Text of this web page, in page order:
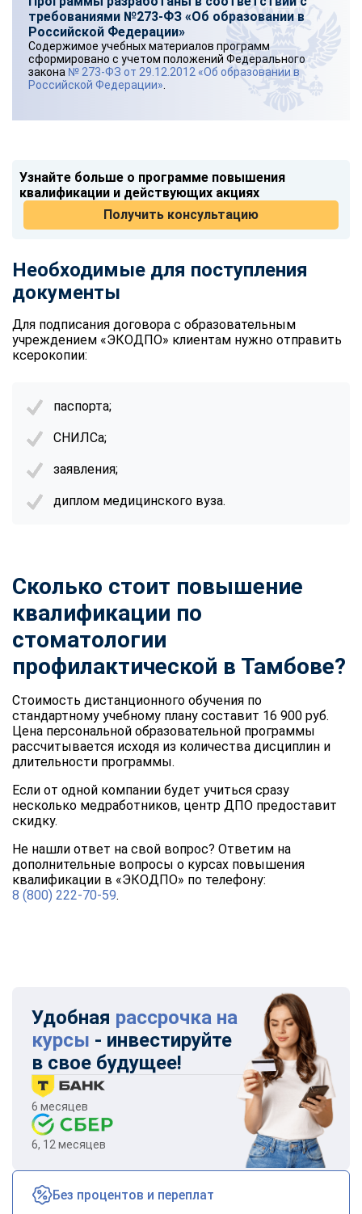
требованиями №273-ФЗ «Об образовании в
Российской Федерации»
Содержимое учебных материалов программ
сформировано с учетом положений Федерального
закона № 273-ФЗ от 29.12.2012 «Об образовании в
Российской Федерации»
Узнайте больше о программе повышения
квалификации и действующих акциях
Получить консультацию
Необходимые для поступления
документы
Для подписания договора с образовательным
учреждением «ЭКОДПО» клиентам нужно отправить
ксерокопии:
паспорта;
СНИЛСа;
заявления;
диплом медицинского вуза.
Сколько стоит повышение
квалификации по
стоматологии
профилактической в Тамбове?
Стоимость дистанционного обучения по
стандартному учебному плану составит 16 900 руб.
Цена персональной образовательной программы
рассчитывается исходя из количества дисциплин и
длительности программы.
Если от одной компании будет учиться сразу
несколько медработников, центр ДПО предоставит
скидку.
Не нашли ответ на свой вопрос? Ответим на
дополнительные вопросы о курсах повышения
квалификации в «ЭКОДПО» по телефону:
8 (800) 222-70-59.
Удобная рассрочка на
курсы - инвестируйте
в свое будущее!
6 месяцев
6, 12 месяцев
Без процентов и переплат